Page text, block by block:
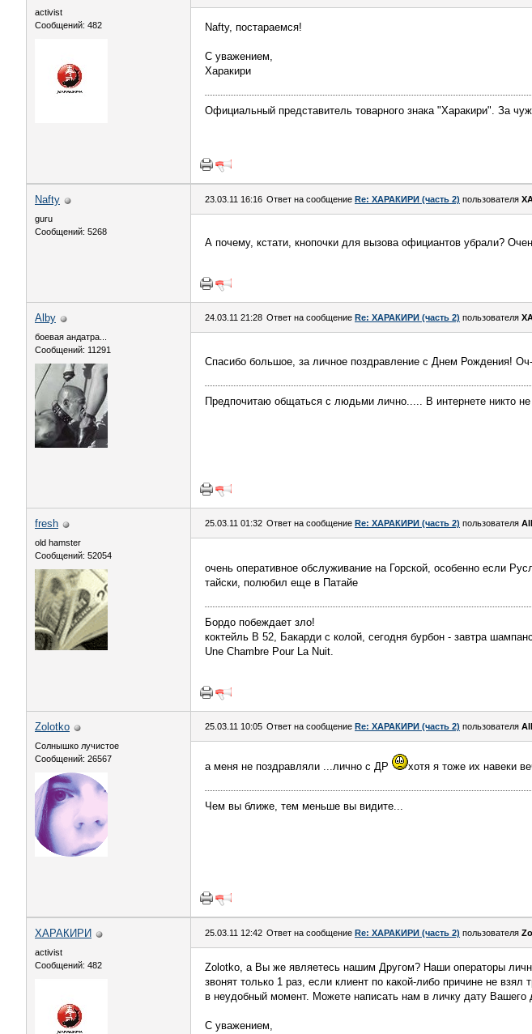
activist
Сообщений: 482
Nafty, постараемся!
С уважением,
Харакири
Официальный представитель товарного знака "Харакири". За
Nafty
guru
Сообщений: 5268
23.03.11 16:16 Ответ на сообщение Re: ХАРАКИРИ (часть 2) пользователя
А почему, кстати, кнопочки для вызова официантов убрали?
Alby
боевая андатра...
Сообщений: 11291
24.03.11 21:28 Ответ на сообщение Re: ХАРАКИРИ (часть 2) пользователя
Спасибо большое, за личное поздравление с Днем Рождения!
Предпочитаю общаться с людьми лично..... В интернете никто не
fresh
old hamster
Сообщений: 52054
25.03.11 01:32 Ответ на сообщение Re: ХАРАКИРИ (часть 2) пользователя
очень оперативное обслуживание на Горской, особенно если
тайски, полюбил еще в Патайе
Бордо побеждает зло!
коктейль В 52, Бакарди с колой, сегодня бурбон - завтра
Une Chambre Pour La Nuit.
Zolotko
Солнышко лучистое
Сообщений: 26567
25.03.11 10:05 Ответ на сообщение Re: ХАРАКИРИ (часть 2) пользователя
а меня не поздравляли ...лично с ДР хотя я тоже их навеки
Чем вы ближе, тем меньше вы видите...
ХАРАКИРИ
activist
Сообщений: 482
25.03.11 12:42 Ответ на сообщение Re: ХАРАКИРИ (часть 2) пользователя
Zolotko, а Вы же являетесь нашим Другом? Наши операторы
звонят только 1 раз, если клиент по какой-либо причине не
в неудобный момент. Можете написать нам в личку дату
С уважением,